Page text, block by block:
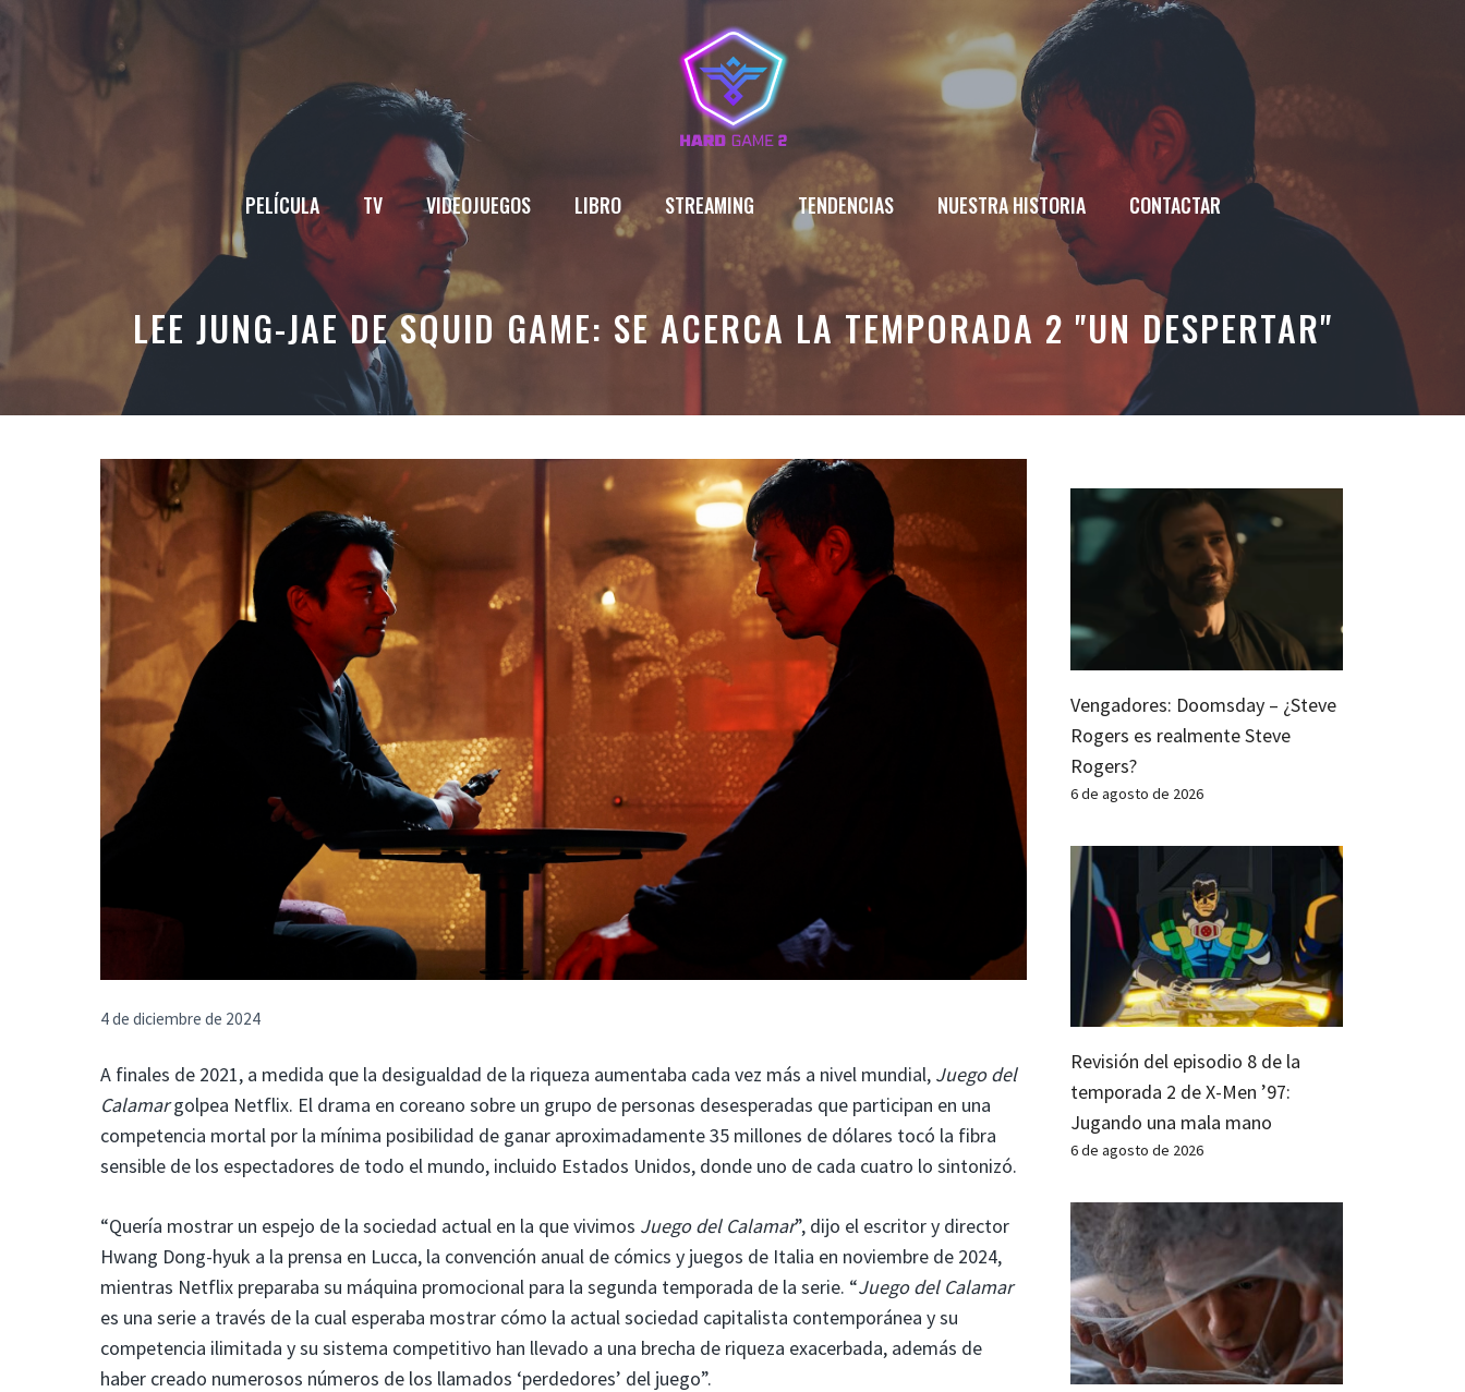
Saltar
contenido
PELÍCULA TV VIDEOJUEGOS LIBRO STREAMING TENDENCIAS NUESTRA HISTORIA CONTACTAR
LEE JUNG-JAE DE SQUID GAME: SE ACERCA LA TEMPORADA 2 "UN DESPERTAR"
4 de diciembre de 2024
A finales de 2021, a medida que la desigualdad de la riqueza aumentaba cada vez más a nivel mundial, Juego del
Calamargolpea Netflix. El drama en coreano sobre un grupo de personas desesperadas que participan en una
competencia mortal por la mínima posibilidad de ganar aproximadamente 35 millones de dólares tocó la fibra
sensible de los espectadores de todo el mundo, incluido Estados Unidos, donde uno de cada cuatro lo sintonizó.
“Quería mostrar un espejo de la sociedad actual en la que vivimos Juego del Calamar”, dijo el escritor y director
Hwang Dong-hyuk a la prensa en Lucca, la convención anual de cómics y juegos de Italia en noviembre de 2024,
mientras Netflix preparaba su máquina promocional para la segunda temporada de la serie. “Juego del Calamar
es una serie a través de la cual esperaba mostrar cómo la actual sociedad capitalista contemporánea y su
competencia ilimitada y su sistema competitivo han llevado a una brecha de riqueza exacerbada, además de
haber creado numerosos números de los llamados ‘perdedores’ del juego”.
Vengadores: Doomsday – ¿Steve
Rogers es realmente Steve
Rogers?
6 de agosto de 2026
Revisión del episodio 8 de la
temporada 2 de X-Men ’97:
Jugando una mala mano
6 de agosto de 2026